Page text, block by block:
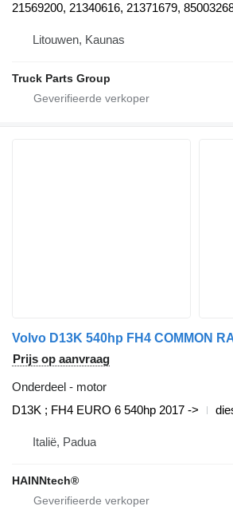
21569200, 21340616, 21371679,
Litouwen, Kaunas
Truck Parts Group
Prijs op aanvraag
Onderdeel - motor
D13K ; FH4 EURO 6 540hp 2017 ->
Italië, Padua
HAINNtech®